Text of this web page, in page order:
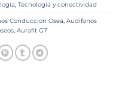
, Tecnología y conectividad
Conduccion Osea, Audifonos
, Aurafit G7